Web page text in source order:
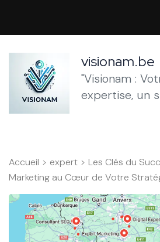
contenu
(Pressez
Entrée)
visionam.be
"Visionam :
expertise, un
Accueil > expert > Les Clés du
Marketing au Cœur de Votre